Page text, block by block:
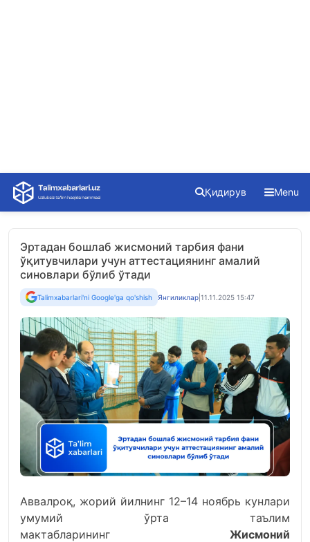
Skip
content
Қидирув Menu
Эртадан бошлаб жисмоний тарбия фани
ўқитувчилари учун аттестациянинг амалий
синовлари бўлиб ўтади
Talimxabarlari'ni Google'ga qo'shish Янгиликлар 11.11.2025 15:47
Аввалроқ, жорий йилнинг 12–14 ноябрь кунлари
умумий ўрта таълим
мактабларининг Жисмоний